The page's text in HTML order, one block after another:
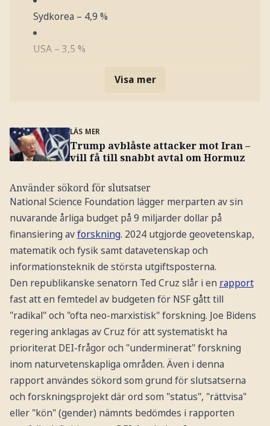
Sydkorea – 4,9 %
USA – 3,5 %
Visa mer
LÄS MER
Trump avblåste attacker mot Iran –
vill få till snabbt avtal om Hormuz
Använder sökord för slutsatser
National Science Foundation lägger merparten av sin
nuvarande årliga budget på 9 miljarder dollar på
finansiering avforskning. 2024 utgjorde geovetenskap,
matematik och fysik samt datavetenskap och
informationsteknik de största utgiftsposterna.
Den republikanske senatorn Ted Cruz slår i en rapport
fast att en femtedel av budgeten för NSF gått till
"radikal" och "ofta neo-marxistisk" forskning. Joe Bidens
regering anklagas av Cruz för att systematiskt ha
prioriterat DEI-frågor och "underminerat" forskning
inom naturvetenskapliga områden. Även i denna
rapport användes sökord som grund för slutsatserna
och forskningsprojekt där ord som "status", "rättvisa"
eller "kön" (gender) nämnts bedömdes i rapporten